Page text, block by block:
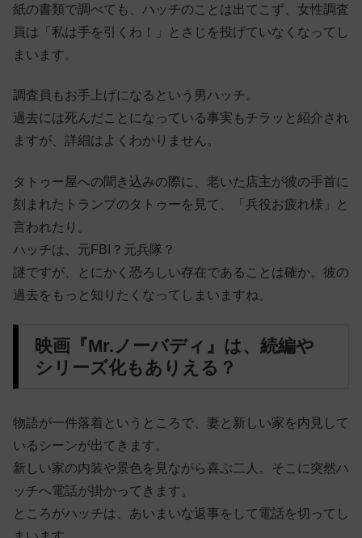
紙の書類で調べても、ハッチのことは出てこず、女性調査
員は「私は手を引くわ！」とさじを投げていなくなってし
まいます。
調査員もお手上げになるという男ハッチ。
過去には死んだことになっている事実もチラッと紹介され
ますが、詳細はよくわかりません。
タトゥー屋への聞き込みの際に、老いた店主が彼の手首に
刻まれたトランプのタトゥーを見て、「兵役お疲れ様」と
言われたり。
ハッチは、元FBI？元兵隊？
謎ですが、とにかく恐ろしい存在であることは確か。彼の
過去をもっと知りたくなってしまいますね。
映画『Mr.ノーバディ』は、続編や
シリーズ化もありえる？
物語が一件落着というところで、妻と新しい家を内見して
いるシーンが出てきます。
新しい家の内装や景色を見ながら喜ぶ二人。そこに突然ハ
ッチへ電話が掛かってきます。
ところがハッチは、あいまいな返事をして電話を切ってし